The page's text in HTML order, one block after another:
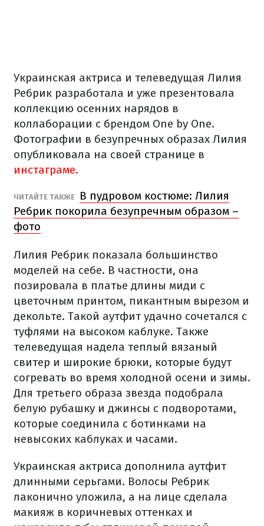
Украинская актриса и телеведущая Лилия
Ребрик разработала и уже презентовала
коллекцию осенних нарядов в
коллаборации с брендом One by One.
Фотографии в безупречных образах Лилия
опубликовала на своей странице в
инстаграме.
ЧИТАЙТЕ ТАКЖЕ
В пудровом костюме: Лилия
Ребрик покорила безупречным образом –
фото
Лилия Ребрик показала большинство
моделей на себе. В частности, она
позировала в платье длины миди с
цветочным принтом, пикантным вырезом и
декольте. Такой аутфит удачно сочетался с
туфлями на высоком каблуке. Также
телеведущая надела теплый вязаный
свитер и широкие брюки, которые будут
согревать во время холодной осени и зимы.
Для третьего образа звезда подобрала
белую рубашку и джинсы с подворотами,
которые соединила с ботинками на
невысоких каблуках и часами.
Украинская актриса дополнила аутфит
длинными серьгами. Волосы Ребрик
лаконично уложила, а на лице сделала
макияж в коричневых оттенках и